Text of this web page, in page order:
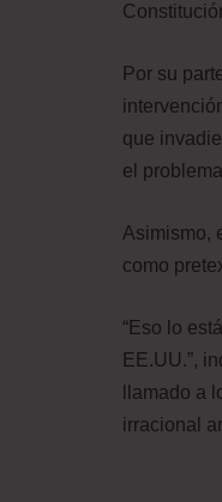
Por su
que
el
Asimismo,
como
“Eso lo
EE.UU.”,
llamado a
irracional